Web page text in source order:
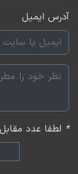
آدرس ایمیل
* لطفا عدد